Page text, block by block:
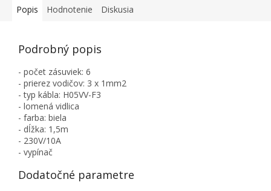
Popis Hodnotenie Diskusia
Podrobný popis
- počet zásuviek: 6
- prierez vodičov: 3 x 1mm2
- typ kábla: H05VV-F3
- lomená vidlica
- farba: biela
- dĺžka: 1,5m
- 230V/10A
- vypínač
Dodatočné parametre